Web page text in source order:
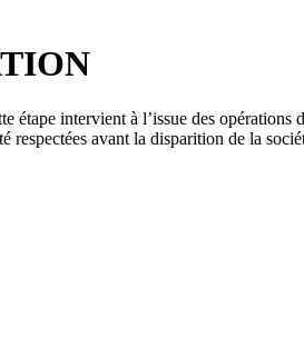
intervient à l’issue des
avant la disparition de la